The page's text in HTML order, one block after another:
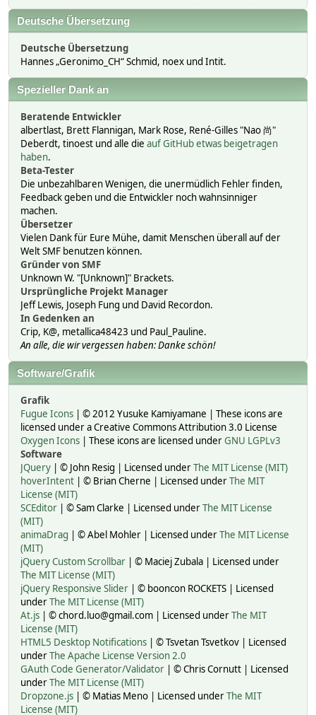
Deutsche Übersetzung
Deutsche Übersetzung
Hannes „Geronimo_CH“ Schmid, noex und Intit.
Spezieller Dank an
Beratende Entwickler
albertlast, Brett Flannigan, Mark Rose, René-Gilles "Nao 尚"
Deberdt, tinoest und alle die auf GitHub etwas beigetragen
haben.
Beta-Tester
Die unbezahlbaren Wenigen, die unermüdlich Fehler finden,
Feedback geben und die Entwickler noch wahnsinniger
machen.
Übersetzer
Vielen Dank für Eure Mühe, damit Menschen überall auf der
Welt SMF benutzen können.
Gründer von SMF
Unknown W. "[Unknown]" Brackets.
Ursprüngliche Projekt Manager
Jeff Lewis, Joseph Fung und David Recordon.
In Gedenken an
Crip, K@, metallica48423 und Paul_Pauline.
An alle, die wir vergessen haben: Danke schön!
Software/Grafik
Grafik
Fugue Icons | © 2012 Yusuke Kamiyamane | These icons are
licensed under a Creative Commons Attribution 3.0 License
Oxygen Icons | These icons are licensed underGNU LGPLv3
Software
JQuery | © John Resig | Licensed underThe MIT License (MIT)
hoverIntent | © Brian Cherne | Licensed underThe MIT
License (MIT)
SCEditor | © Sam Clarke | Licensed underThe MIT License
(MIT)
animaDrag | © Abel Mohler | Licensed underThe MIT License
(MIT)
jQuery Custom Scrollbar | © Maciej Zubala | Licensed under
The MIT License (MIT)
jQuery Responsive Slider | © booncon ROCKETS | Licensed
underThe MIT License (MIT)
At.js | © chord.luo@gmail.com | Licensed underThe MIT
License (MIT)
HTML5 Desktop Notifications | © Tsvetan Tsvetkov | Licensed
underThe Apache License Version 2.0
GAuth Code Generator/Validator | © Chris Cornutt | Licensed
underThe MIT License (MIT)
Dropzone.js | © Matias Meno | Licensed underThe MIT
License (MIT)